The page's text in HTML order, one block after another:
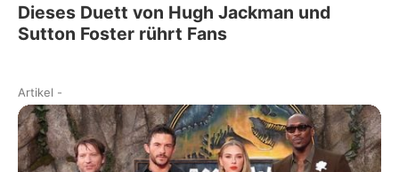
Dieses Duett von Hugh Jackman und
Sutton Foster rührt Fans
Artikel -